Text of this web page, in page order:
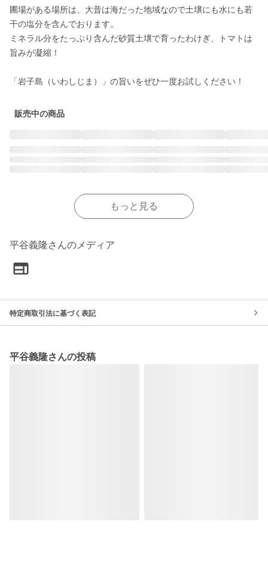
圃場がある場所は、大昔は海だった地域なので土壌にも水にも若
干の塩分を含んでおります。
ミネラル分をたっぷり含んだ砂質土壌で育ったわけぎ、トマトは
旨みが凝縮！
「岩子島（いわしじま）」の旨いをぜひ一度お試しください！
販売中の商品
もっと見る
平谷義隆さんのメディア
特定商取引法に基づく表記
平谷義隆さんの投稿